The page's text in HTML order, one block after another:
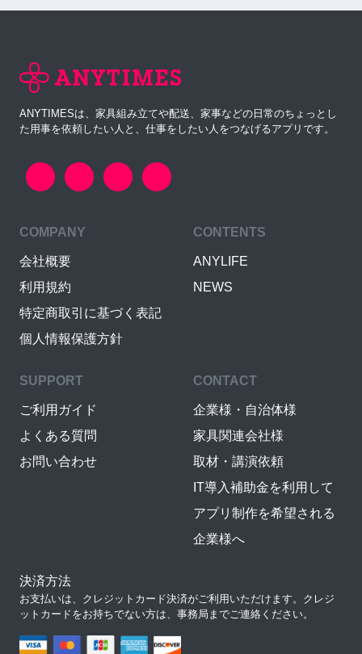
ANYTIMESは、家具組み立てや配送、家事などの日常のちょっとし
た用事を依頼したい人と、仕事をしたい人をつなげるアプリです。
COMPANY
会社概要
利用規約
特定商取引に基づく表記
個人情報保護方針
CONTENTS
ANYLIFE
NEWS
SUPPORT
ご利用ガイド
よくある質問
お問い合わせ
CONTACT
企業様・自治体様
家具関連会社様
取材・講演依頼
IT導入補助金を利用して
アプリ制作を希望される
企業様へ
決済方法
お支払いは、クレジットカード決済がご利用いただけます。クレジ
ットカードをお持ちでない方は、事務局までご連絡ください。